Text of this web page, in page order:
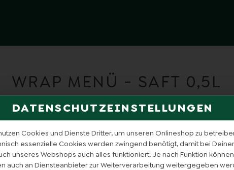
DATENSCHUTZEINSTELLUNGEN
Cookies und Dienste Dritter, um unseren Onlineshop zu
essenzielle Cookies werden zwingend benötigt, damit bei
unseres Webshops auch alles funktioniert. Je nach Funktion können
auch an Diensteanbieter zur Weiterverarbeitung weitergegeben
WRAP MENÜ - SAFT 0,5L